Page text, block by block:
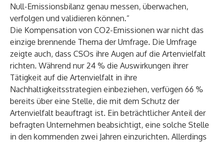
Null-Emissionsbilanz genau messen, überwachen,
verfolgen und validieren können.“
Die Kompensation von CO2-Emissionen war nicht das
einzige brennende Thema der Umfrage. Die Umfrage
zeigte auch, dass CSOs ihre Augen auf die Artenvielfalt
richten. Während nur 24 % die Auswirkungen ihrer
Tätigkeit auf die Artenvielfalt in ihre
Nachhaltigkeitsstrategien einbeziehen, verfügen 66 %
bereits über eine Stelle, die mit dem Schutz der
Artenvielfalt beauftragt ist. Ein beträchtlicher Anteil der
befragten Unternehmen beabsichtigt, eine solche Stelle
in den kommenden zwei Jahren einzurichten. Allerdings